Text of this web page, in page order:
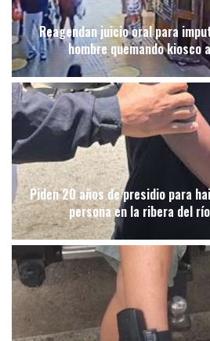
Reagendan juicio oral para
hombre quemando kiosco
Piden 20 años de presidio para
persona en la ribera del